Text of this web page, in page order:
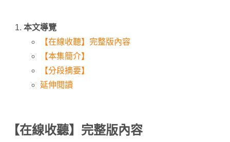
本文導覽
【在線收聽】完整版內容
【本集簡介】
【分段摘要】
延伸閱讀
【在線收聽】完整版內容